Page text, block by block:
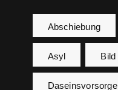
Abschiebung
Asyl Bild
Daseinsvorsorge